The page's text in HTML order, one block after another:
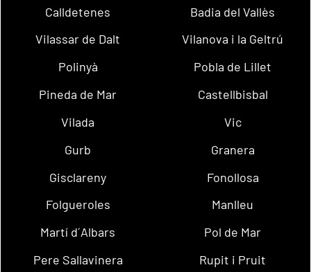
Calldetenes
Badia del Vallès
Vilassar de Dalt
Vilanova i la Geltrú
Polinyà
Pobla de Lillet
Pineda de Mar
Castellbisbal
Vilada
Vic
Gurb
Granera
Gisclareny
Fonollosa
Folgueroles
Manlleu
Martí d´Albars
Pol de Mar
Pere Sallavinera
Rupit i Pruit